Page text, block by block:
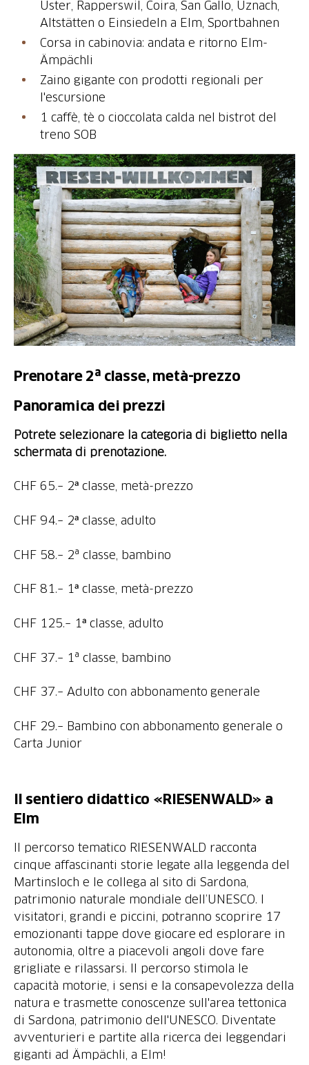
Uster, Rapperswil, Coira, San Gallo, Uznach,
Altstätten o Einsiedeln a Elm, Sportbahnen
Corsa in cabinovia: andata e ritorno Elm-
Ämpächli
Zaino gigante con prodotti regionali per
l'escursione
1 caffè, tè o cioccolata calda nel bistrot del
treno SOB
Prenotare 2ª classe, metà-prezzo
Panoramica dei prezzi
Potrete selezionare la categoria di biglietto nella
schermata di prenotazione.
CHF 65.– 2ᵃ classe, metà-prezzo
CHF 94.– 2ᵃ classe, adulto
CHF 58.– 2ª classe, bambino
CHF 81.– 1ᵃ classe, metà-prezzo
CHF 125.– 1ᵃ classe, adulto
CHF 37.– 1ª classe, bambino
CHF 37.– Adulto con abbonamento generale
CHF 29.– Bambino con abbonamento generale o
Carta Junior
Il sentiero didattico «RIESENWALD» a
Elm
Il percorso tematico RIESENWALD racconta
cinque affascinanti storie legate alla leggenda del
Martinsloch e le collega al sito di Sardona,
patrimonio naturale mondiale dell’UNESCO. I
visitatori, grandi e piccini, potranno scoprire 17
emozionanti tappe dove giocare ed esplorare in
autonomia, oltre a piacevoli angoli dove fare
grigliate e rilassarsi. Il percorso stimola le
capacità motorie, i sensi e la consapevolezza della
natura e trasmette conoscenze sull'area tettonica
di Sardona, patrimonio dell'UNESCO. Diventate
avventurieri e partite alla ricerca dei leggendari
giganti ad Ämpächli, a Elm!